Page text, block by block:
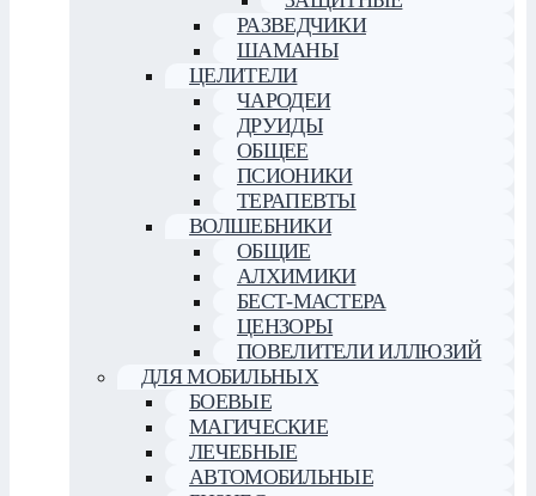
РАЗВЕДЧИКИ
ШАМАНЫ
ЦЕЛИТЕЛИ
ЧАРОДЕИ
ДРУИДЫ
ОБЩЕЕ
ПСИОНИКИ
ТЕРАПЕВТЫ
ВОЛШЕБНИКИ
ОБЩИЕ
АЛХИМИКИ
БЕСТ-МАСТЕРА
ЦЕНЗОРЫ
ПОВЕЛИТЕЛИ ИЛЛЮЗИЙ
ДЛЯ МОБИЛЬНЫХ
БОЕВЫЕ
МАГИЧЕСКИЕ
ЛЕЧЕБНЫЕ
АВТОМОБИЛЬНЫЕ